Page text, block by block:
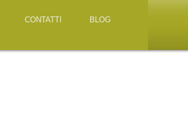
CONTATTI BLOG